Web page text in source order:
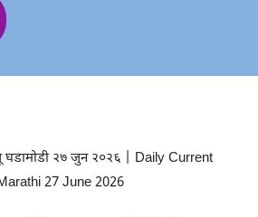
घडामोडी २७ जुन २०२६ | Daily Current
27 June 2026